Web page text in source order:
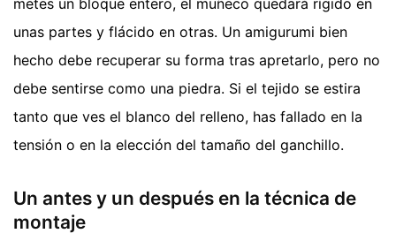
unas partes y flácido en otras. Un amigurumi bien
hecho debe recuperar su forma tras apretarlo, pero no
debe sentirse como una piedra. Si el tejido se estira
tanto que ves el blanco del relleno, has fallado en la
tensión o en la elección del tamaño del ganchillo.
Un antes y un después en la técnica de
montaje